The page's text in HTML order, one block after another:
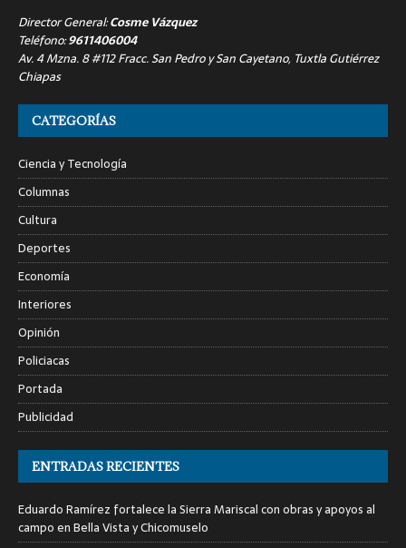
Director General:Cosme Vázquez
Teléfono:9611406004
Av. 4 Mzna. 8 #112 Fracc. San Pedro y San Cayetano, Tuxtla Gutiérrez
Chiapas
CATEGORÍAS
Ciencia y Tecnología
Columnas
Cultura
Deportes
Economía
Interiores
Opinión
Policiacas
Portada
Publicidad
ENTRADAS RECIENTES
Eduardo Ramírez fortalece la Sierra Mariscal con obras y apoyos al
campo en Bella Vista y Chicomuselo